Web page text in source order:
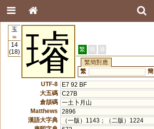
玉
96
14
(18)
璿 繁 簡 港
繁簡對應
繁
簡
UTF-8
E7 92 BF
大五碼 C27B
倉頡碼 一土卜月山
Matthews
2896
漢語大字典
（一版）1143；（二版）1224